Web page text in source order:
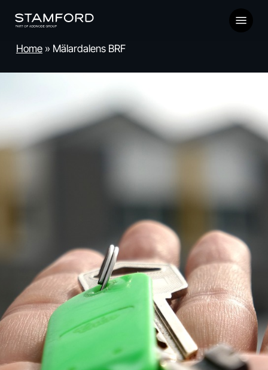
content
Home» Mälardalens BRF